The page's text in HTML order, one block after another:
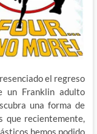
el regreso
un Franklin adulto
una forma de
que recientemente,
hemos podido